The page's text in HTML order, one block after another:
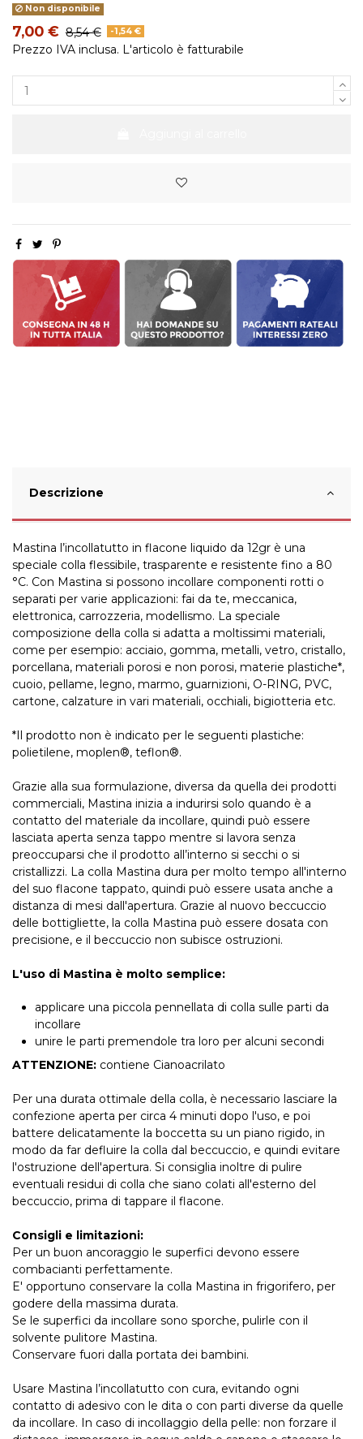
Non disponibile
7,00 € 8,54 € -1,54 €
Prezzo IVA inclusa. L'articolo è fatturabile
Descrizione
Mastina l’incollatutto in flacone liquido da 12gr è una
speciale colla flessibile, trasparente e resistente fino a 80
°C. Con Mastina si possono incollare componenti rotti o
separati per varie applicazioni: fai da te, meccanica,
elettronica, carrozzeria, modellismo. La speciale
composizione della colla si adatta a moltissimi materiali,
come per esempio: acciaio, gomma, metalli, vetro, cristallo,
porcellana, materiali porosi e non porosi, materie plastiche*,
cuoio, pellame, legno, marmo, guarnizioni, O-RING, PVC,
cartone, calzature in vari materiali, occhiali, bigiotteria etc.
*Il prodotto non è indicato per le seguenti plastiche:
polietilene, moplen®, teflon®.
Grazie alla sua formulazione, diversa da quella dei prodotti
commerciali, Mastina inizia a indurirsi solo quando è a
contatto del materiale da incollare, quindi può essere
lasciata aperta senza tappo mentre si lavora senza
preoccuparsi che il prodotto all’interno si secchi o si
cristallizzi. La colla Mastina dura per molto tempo all'interno
del suo flacone tappato, quindi può essere usata anche a
distanza di mesi dall'apertura. Grazie al nuovo beccuccio
delle bottigliette, la colla Mastina può essere dosata con
precisione, e il beccuccio non subisce ostruzioni.
L'uso di Mastina è molto semplice:
applicare una piccola pennellata di colla sulle parti da
incollare
unire le parti premendole tra loro per alcuni secondi
ATTENZIONE: contiene Cianoacrilato
Per una durata ottimale della colla, è necessario lasciare la
confezione aperta per circa 4 minuti dopo l'uso, e poi
battere delicatamente la boccetta su un piano rigido, in
modo da far defluire la colla dal beccuccio, e quindi evitare
l'ostruzione dell'apertura. Si consiglia inoltre di pulire
eventuali residui di colla che siano colati all'esterno del
beccuccio, prima di tappare il flacone.
Consigli e limitazioni:
Per un buon ancoraggio le superfici devono essere
combacianti perfettamente.
E' opportuno conservare la colla Mastina in frigorifero, per
godere della massima durata.
Se le superfici da incollare sono sporche, pulirle con il
solvente pulitore Mastina.
Conservare fuori dalla portata dei bambini.
Usare Mastina l’incollatutto con cura, evitando ogni
contatto di adesivo con le dita o con parti diverse da quelle
da incollare. In caso di incollaggio della pelle: non forzare il